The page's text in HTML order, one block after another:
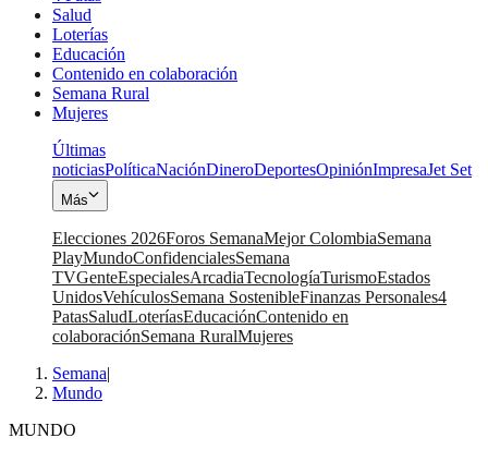
Salud
Loterías
Educación
Contenido en colaboración
Semana Rural
Mujeres
Últimas
noticiasPolíticaNaciónDineroDeportesOpiniónImpresaJet Set
Más
Elecciones 2026Foros SemanaMejor ColombiaSemana
PlayMundoConfidencialesSemana
TVGenteEspecialesArcadiaTecnologíaTurismoEstados
UnidosVehículosSemana SostenibleFinanzas Personales4
PatasSaludLoteríasEducaciónContenido en
colaboraciónSemana RuralMujeres
Semana|
Mundo
MUNDO